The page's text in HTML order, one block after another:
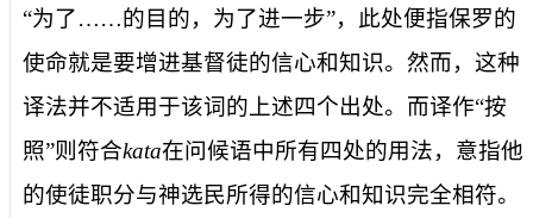
“为了……的目的，为了进一步”，此处便指保罗的
使命就是要增进基督徒的信心和知识。然而，这种
译法并不适用于该词的上述四个出处。而译作“按
照”则符合kata在问候语中所有四处的用法，意指他
的使徒职分与神选民所得的信心和知识完全相符。